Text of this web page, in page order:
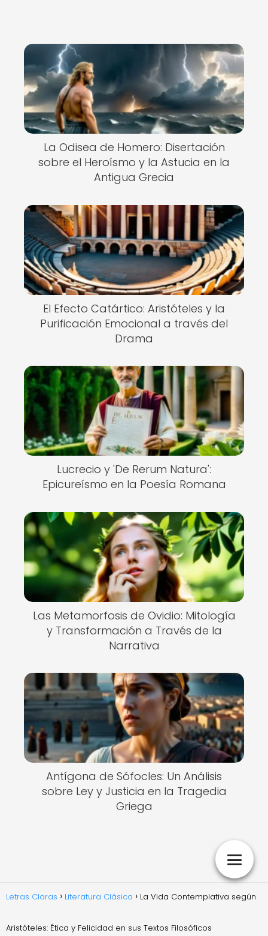
La Odisea de Homero: Disertación
sobre el Heroísmo y la Astucia en la
Antigua Grecia
El Efecto Catártico: Aristóteles y la
Purificación Emocional a través del
Drama
Lucrecio y 'De Rerum Natura':
Epicureísmo en la Poesía Romana
Las Metamorfosis de Ovidio: Mitología
y Transformación a Través de la
Narrativa
Antígona de Sófocles: Un Análisis
sobre Ley y Justicia en la Tragedia
Griega
Letras Claras Literatura Clásica La Vida Contemplativa según
Aristóteles: Ética y Felicidad en sus Textos Filosóficos